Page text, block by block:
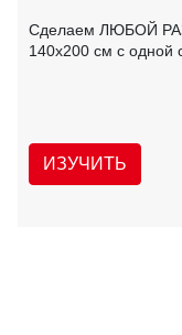
Сделаем ЛЮБОЙ
140х200 см с одной
ИЗУЧИТЬ